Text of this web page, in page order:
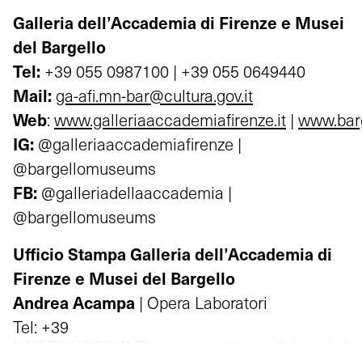
Galleria dell’Accademia di Firenze e Musei
del Bargello
Tel: +39 055 0987100 | +39 055 0649440
Mail: ga-afi.mn-bar@cultura.gov.it
Web: www.galleriaaccademiafirenze.it |
IG: @galleriaaccademiafirenze |
@bargellomuseums
FB: @galleriadellaaccademia |
@bargellomuseums
Ufficio Stampa Galleria dell’Accademia di
Firenze e Musei del Bargello
Andrea Acampa | Opera Laboratori
Tel: +39